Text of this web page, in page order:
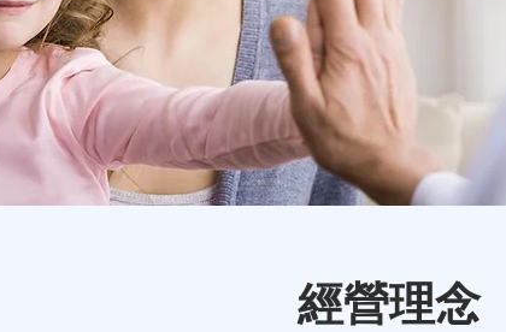
​經營理念